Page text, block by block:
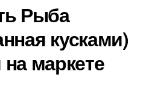
Рыба
кусками)
маркете